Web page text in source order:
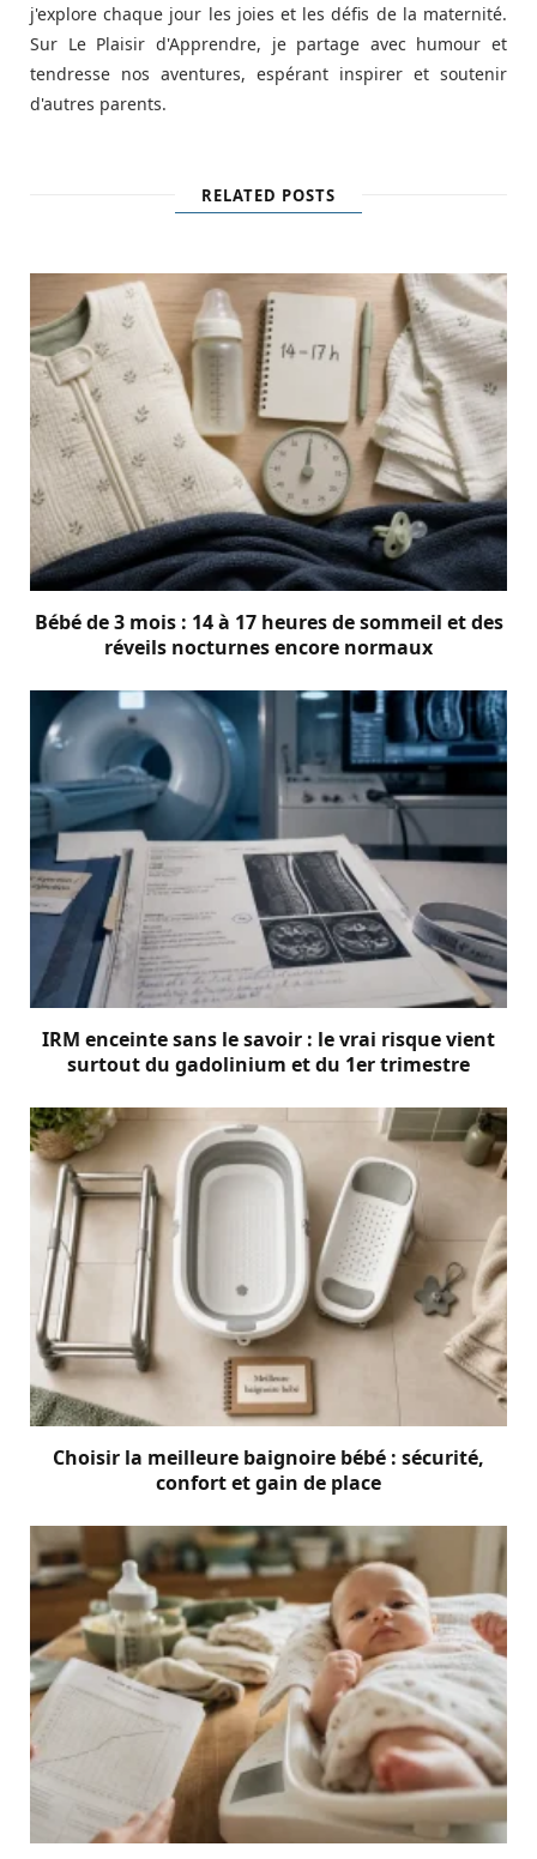
j'explore chaque jour les joies et les défis de la maternité.
Sur Le Plaisir d'Apprendre, je partage avec humour et
tendresse nos aventures, espérant inspirer et soutenir
d'autres parents.
RELATED POSTS
Bébé de 3 mois : 14 à 17 heures de sommeil et des
réveils nocturnes encore normaux
IRM enceinte sans le savoir : le vrai risque vient
surtout du gadolinium et du 1er trimestre
Choisir la meilleure baignoire bébé : sécurité,
confort et gain de place